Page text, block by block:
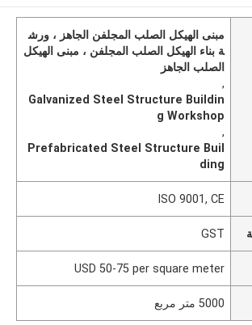
مبنى الهيكل الصلب المجلفن الجاهز ، ورش
ة بناء الهيكل الصلب المجلفن ، مبنى الهيكل
الصلب الجاهز
,
Galvanized Steel Structure Buildin
g Workshop
,
Prefabricated Steel Structure Buil
ding
ISO 9001, CE
GST
USD 50-75 per square meter
5000 متر مربع